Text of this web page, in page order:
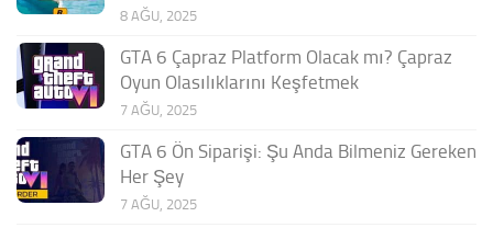
8 AĞU, 2025
GTA 6 Çapraz Platform Olacak mı? Çapraz
Oyun Olasılıklarını Keşfetmek
7 AĞU, 2025
GTA 6 Ön Siparişi: Şu Anda Bilmeniz Gereken
Her Şey
7 AĞU, 2025